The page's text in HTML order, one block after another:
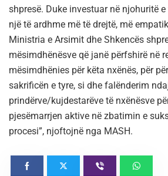
shpresë. Duke investuar në njohuritë
një të ardhme më të drejtë, më
Ministria e Arsimit dhe Shkencës
mësimdhënësve që janë përfshirë në
mësimdhënies për këta nxënës, për
sakrificën e tyre, si dhe falënderim
prindërve/kujdestarëve të nxënësve
pjesëmarrjen aktive në zbatimin e
procesi”, njoftojnë nga MASH.